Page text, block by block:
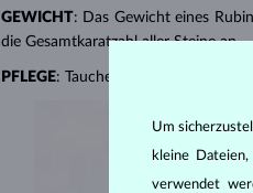
GEWICHT: Das Gewicht eines
die Gesamtkaratzahl aller Steine ​​an.
PFLEGE: Tauchen Sie
Um
kleine
verwendet